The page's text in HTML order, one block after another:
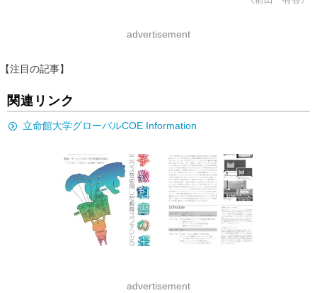
advertisement
【注目の記事】
関連リンク
立命館大学グローバルCOE Information
advertisement